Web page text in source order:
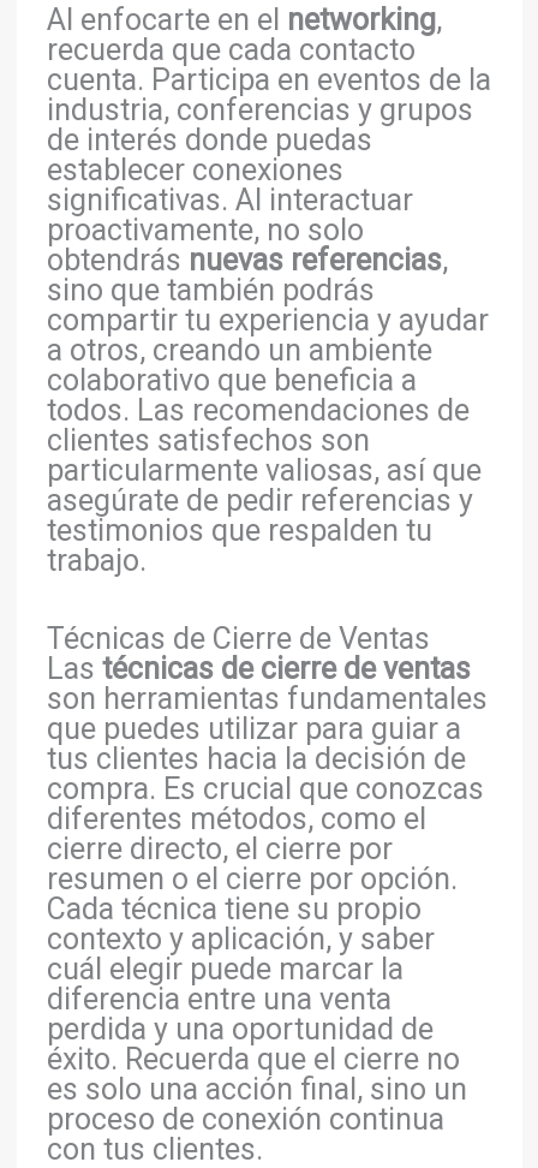
Al enfocarte en el networking,
recuerda que cada contacto
cuenta. Participa en eventos de la
industria, conferencias y grupos
de interés donde puedas
establecer conexiones
significativas. Al interactuar
proactivamente, no solo
obtendrás nuevas referencias,
sino que también podrás
compartir tu experiencia y ayudar
a otros, creando un ambiente
colaborativo que beneficia a
todos. Las recomendaciones de
clientes satisfechos son
particularmente valiosas, así que
asegúrate de pedir referencias y
testimonios que respalden tu
trabajo.
Técnicas de Cierre de Ventas
Las técnicas de cierre de ventas
son herramientas fundamentales
que puedes utilizar para guiar a
tus clientes hacia la decisión de
compra. Es crucial que conozcas
diferentes métodos, como el
cierre directo, el cierre por
resumen o el cierre por opción.
Cada técnica tiene su propio
contexto y aplicación, y saber
cuál elegir puede marcar la
diferencia entre una venta
perdida y una oportunidad de
éxito. Recuerda que el cierre no
es solo una acción final, sino un
proceso de conexión continua
con tus clientes.